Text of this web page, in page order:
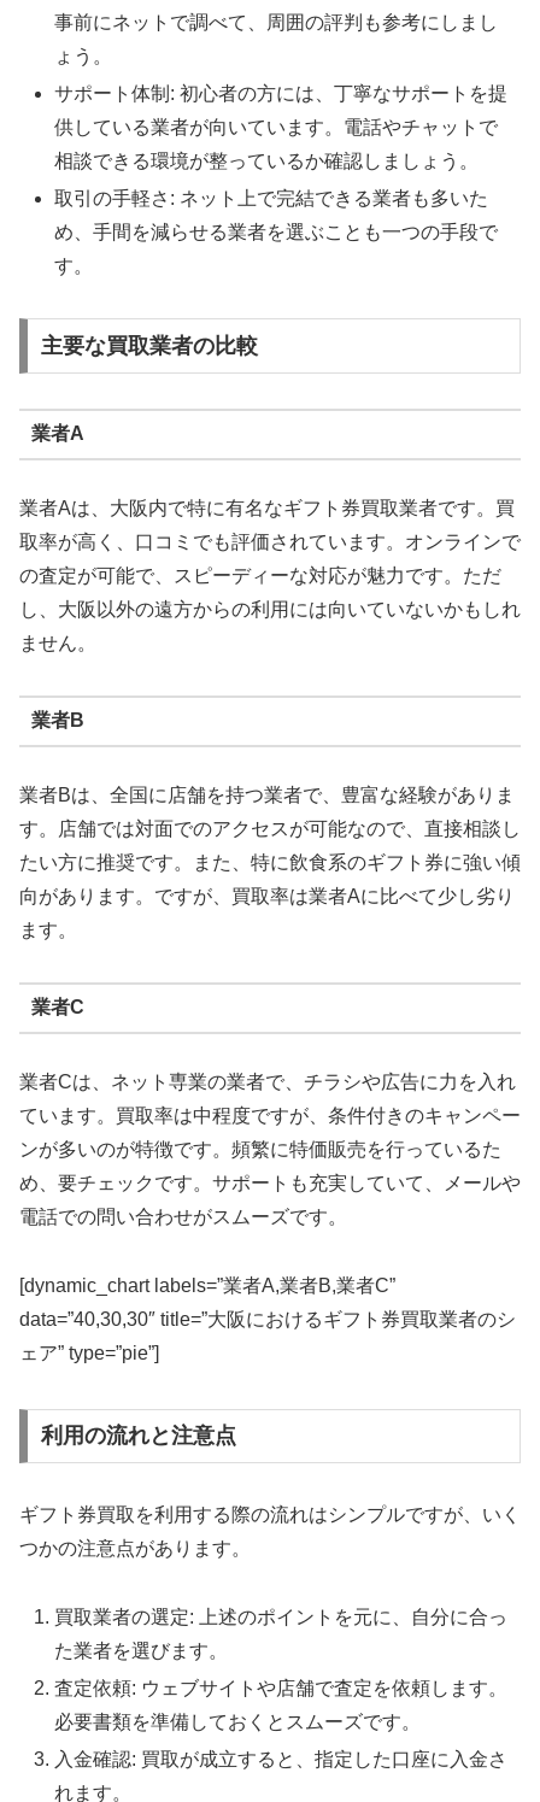
事前にネットで調べて、周囲の評判も参考にしまし
ょう。
サポート体制: 初心者の方には、丁寧なサポートを提
供している業者が向いています。電話やチャットで
相談できる環境が整っているか確認しましょう。
取引の手軽さ: ネット上で完結できる業者も多いた
め、手間を減らせる業者を選ぶことも一つの手段で
す。
主要な買取業者の比較
業者A
業者Aは、大阪内で特に有名なギフト券買取業者です。買
取率が高く、口コミでも評価されています。オンラインで
の査定が可能で、スピーディーな対応が魅力です。ただ
し、大阪以外の遠方からの利用には向いていないかもしれ
ません。
業者B
業者Bは、全国に店舗を持つ業者で、豊富な経験がありま
す。店舗では対面でのアクセスが可能なので、直接相談し
たい方に推奨です。また、特に飲食系のギフト券に強い傾
向があります。ですが、買取率は業者Aに比べて少し劣り
ます。
業者C
業者Cは、ネット専業の業者で、チラシや広告に力を入れ
ています。買取率は中程度ですが、条件付きのキャンペー
ンが多いのが特徴です。頻繁に特価販売を行っているた
め、要チェックです。サポートも充実していて、メールや
電話での問い合わせがスムーズです。
[dynamic_chart labels=”業者A,業者B,業者C”
data=”40,30,30″ title=”大阪におけるギフト券買取業者のシ
ェア” type=”pie”]
利用の流れと注意点
ギフト券買取を利用する際の流れはシンプルですが、いく
つかの注意点があります。
買取業者の選定: 上述のポイントを元に、自分に合っ
た業者を選びます。
査定依頼: ウェブサイトや店舗で査定を依頼します。
必要書類を準備しておくとスムーズです。
入金確認: 買取が成立すると、指定した口座に入金さ
れます。